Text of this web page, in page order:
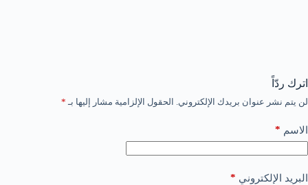
اترك ردّاً
لن يتم نشر عنوان بريدك الإلكتروني. الحقول الإلزامية مشار إليها بـ *
الاسم *
البريد الإلكتروني *